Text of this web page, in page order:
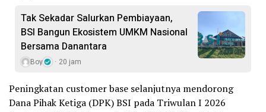
Tak Sekadar Salurkan Pembiayaan,
BSI Bangun Ekosistem UMKM Nasional
Bersama Danantara
Boy 20 jam
Peningkatan customer base selanjutnya mendorong
Dana Pihak Ketiga (DPK) BSI pada Triwulan I 2026